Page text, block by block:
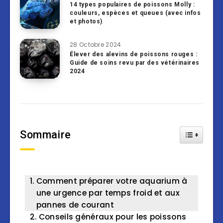
14 types populaires de poissons Molly :
couleurs, espèces et queues (avec infos
et photos)
28 Octobre 2024
Élever des alevins de poissons rouges :
Guide de soins revu par des vétérinaires
2024
Sommaire Toggle
Comment préparer votre aquarium à
une urgence par temps froid et aux
pannes de courant
Conseils généraux pour les poissons